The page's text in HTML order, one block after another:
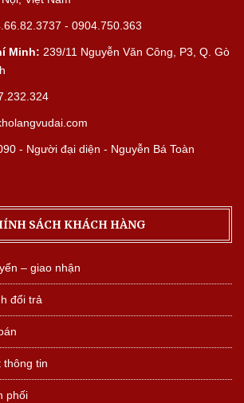
- 0904.750.363
Minh: 239/11 Nguyễn Văn Công, P3, Q. Gò
- Người đại diện - Nguyễn Bá Toàn
SÁCH KHÁCH HÀNG
– giao nhận
đổi trả
thông tin
phối